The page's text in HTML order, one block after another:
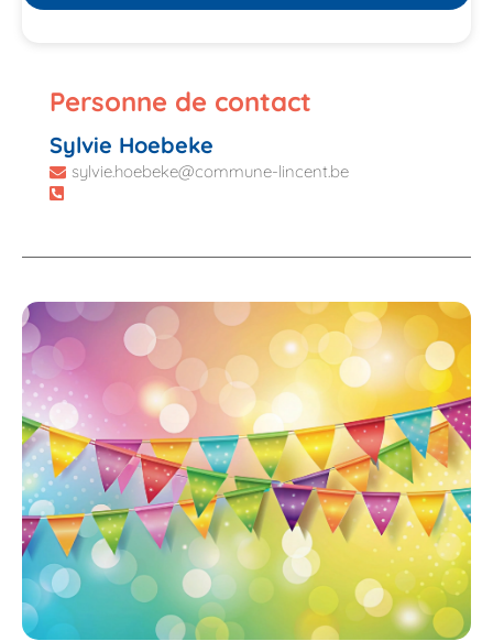
Personne de contact
Sylvie Hoebeke
sylvie.hoebeke@commune-lincent.be